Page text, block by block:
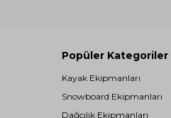
Popüler Kategoriler
Kayak Ekipmanları
Snowboard Ekipmanları
Dağcılık Ekipmanları